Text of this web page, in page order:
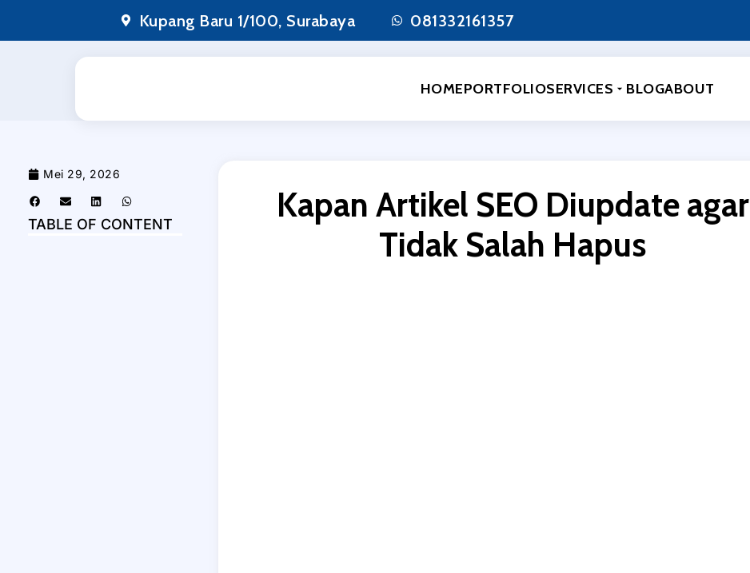
Kupang Baru 1/100, Surabaya 081332161357
HOMEPORTFOLIOSERVICES BLOGABOUT
Mei 29, 2026
TABLE OF CONTENT
Kapan Artikel SEO Diupdate agar
Tidak Salah Hapus